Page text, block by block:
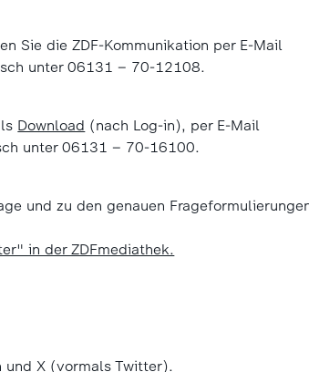
Sie die ZDF-Kommunikation per E-Mail
unter 06131 – 70-12108.
Download (nach Log-in), per E-Mail
unter 06131 – 70-16100.
und zu den genauen
in der ZDFmediathek.
undX (vormals Twitter).